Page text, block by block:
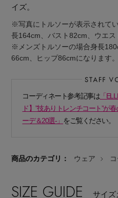
主役級ニットが揃う「シ
イズ。
※写真にトルソーが表示されて
長164cm、バスト82cm、ウエス
※メンズトルソーの場合身長
66cm、ヒップ86cmになります。
コーディネート参考記事は「
ド】”技ありトレンチコート”が
ーデ＆20選-」 をご覧ください。
商品のカテゴリ： ウェア
SIZE GUIDE サイズ